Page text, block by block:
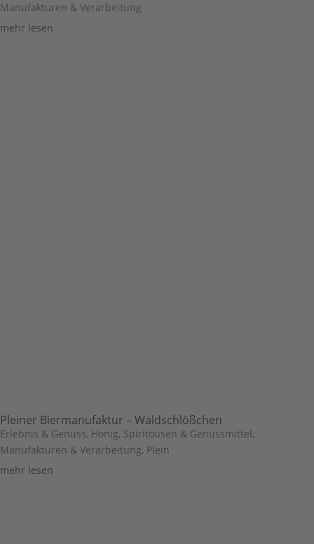
Manufakturen & Verarbeitung
mehr lesen
Pleiner Biermanufaktur – Waldschlößchen
Erlebnis & Genuss, Honig, Spiritousen & Genussmittel,
Manufakturen & Verarbeitung, Plein
mehr lesen